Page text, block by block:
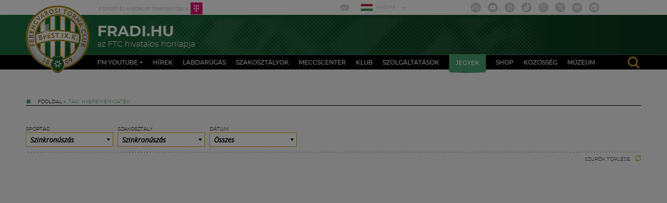
MAGYAR
FRADI.HU
az FTC hivatalos honlapja
FM YOUTUBE + HÍREK LABDARÚGÁS SZAKOSZTÁLYOK MECCSCENTER KLUB SZOLGÁLTATÁSOK JEGYEK SHOP KÖZÖSSÉG MÚZEUM
FŐOLDAL » TAG: NYEREMÉNYJÁTÉK
SPORTÁG
Szinkronúszás
SZAKOSZTÁLY
Szinkronúszás
DÁTUM
Összes
SZŰRŐK TÖRLÉSE